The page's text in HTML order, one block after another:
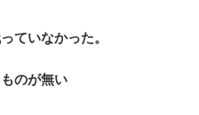
ていなかった。
のが無い